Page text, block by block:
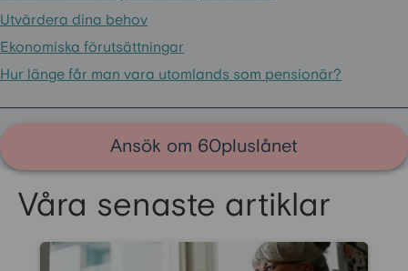
Utvärdera dina behov
Ekonomiska förutsättningar
Hur länge får man vara utomlands som pensionär?
Ansök om 60pluslånet
Våra senaste artiklar